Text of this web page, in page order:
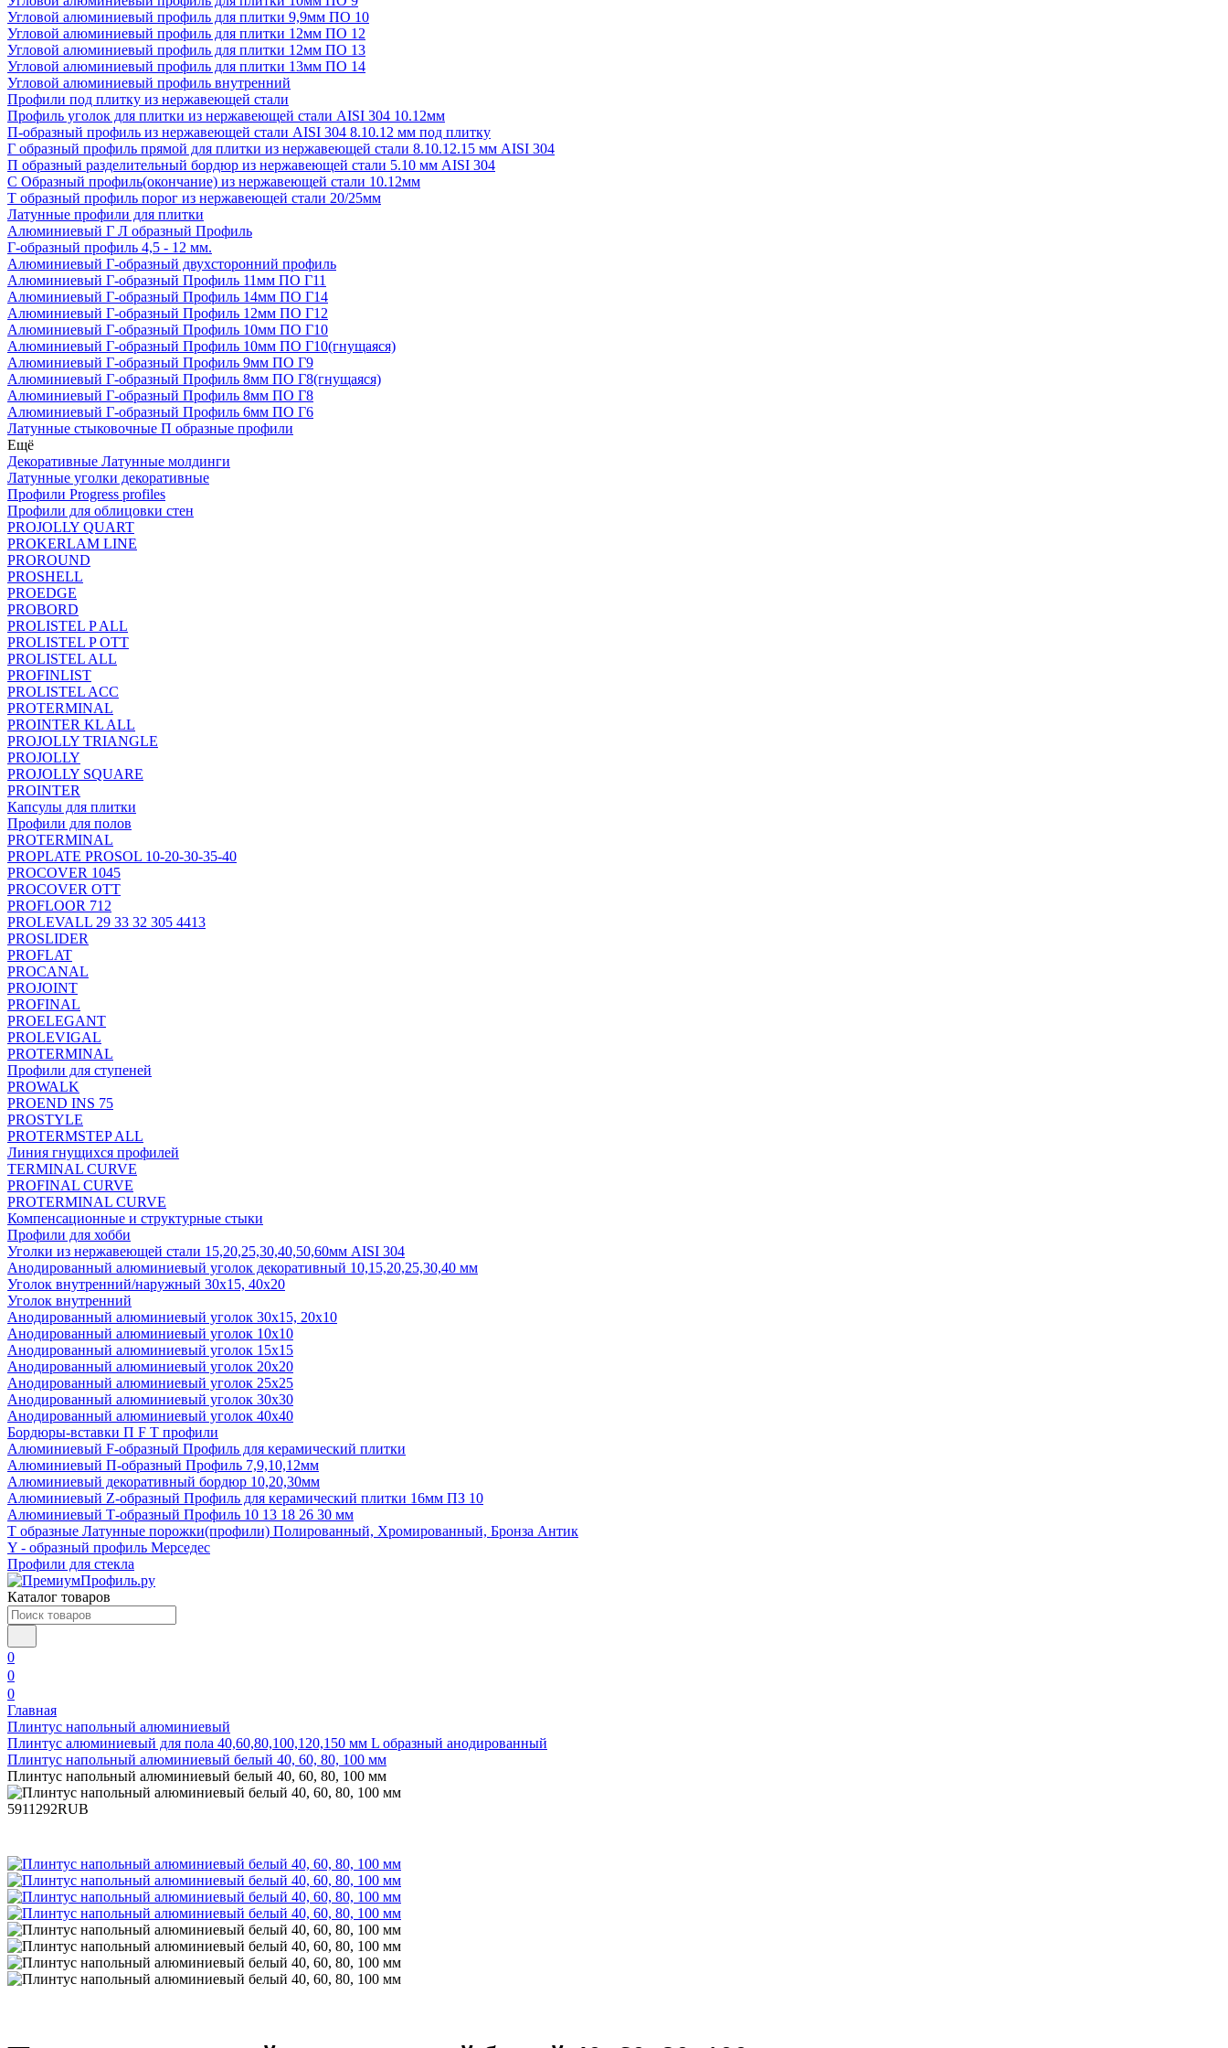
Угловой алюминиевый профиль для плитки 9,9мм ПО 10
Угловой алюминиевый профиль для плитки 12мм ПО 12
Угловой алюминиевый профиль для плитки 12мм ПО 13
Угловой алюминиевый профиль для плитки 13мм ПО 14
Угловой алюминиевый профиль внутренний
Профили под плитку из нержавеющей стали
Профиль уголок для плитки из нержавеющей стали AISI 304 10.12мм
П-образный профиль из нержавеющей стали AISI 304 8.10.12 мм под плитку
Г образный профиль прямой для плитки из нержавеющей стали 8.10.12.15 мм AISI 304
П образный разделительный бордюр из нержавеющей стали 5.10 мм AISI 304
С Образный профиль(окончание) из нержавеющей стали 10.12мм
Т образный профиль порог из нержавеющей стали 20/25мм
Латунные профили для плитки
Алюминиевый Г Л образный Профиль
Г-образный профиль 4,5 - 12 мм.
Алюминиевый Г-образный двухсторонний профиль
Алюминиевый Г-образный Профиль 11мм ПО Г11
Алюминиевый Г-образный Профиль 14мм ПО Г14
Алюминиевый Г-образный Профиль 12мм ПО Г12
Алюминиевый Г-образный Профиль 10мм ПО Г10
Алюминиевый Г-образный Профиль 10мм ПО Г10(гнущаяся)
Алюминиевый Г-образный Профиль 9мм ПО Г9
Алюминиевый Г-образный Профиль 8мм ПО Г8(гнущаяся)
Алюминиевый Г-образный Профиль 8мм ПО Г8
Алюминиевый Г-образный Профиль 6мм ПО Г6
Латунные стыковочные П образные профили
Ещё
Декоративные Латунные молдинги
Латунные уголки декоративные
Профили Progress profiles
Профили для облицовки стен
PROJOLLY QUART
PROKERLAM LINE
PROROUND
PROSHELL
PROEDGE
PROBORD
PROLISTEL P ALL
PROLISTEL P OTT
PROLISTEL ALL
PROFINLIST
PROLISTEL ACC
PROTERMINAL
PROINTER KL ALL
PROJOLLY TRIANGLE
PROJOLLY
PROJOLLY SQUARE
PROINTER
Капсулы для плитки
Профили для полов
PROTERMINAL
PROPLATE PROSOL 10-20-30-35-40
PROCOVER 1045
PROCOVER OTT
PROFLOOR 712
PROLEVALL 29 33 32 305 4413
PROSLIDER
PROFLAT
PROCANAL
PROJOINT
PROFINAL
PROELEGANT
PROLEVIGAL
PROTERMINAL
Профили для ступеней
PROWALK
PROEND INS 75
PROSTYLE
PROTERMSTEP ALL
Линия гнущихся профилей
TERMINAL CURVE
PROFINAL CURVE
PROTERMINAL CURVE
Компенсационные и структурные стыки
Профили для хобби
Уголки из нержавеющей стали 15,20,25,30,40,50,60мм AISI 304
Анодированный алюминиевый уголок декоративный 10,15,20,25,30,40 мм
Уголок внутренний/наружный 30х15, 40х20
Уголок внутренний
Анодированный алюминиевый уголок 30х15, 20х10
Анодированный алюминиевый уголок 10х10
Анодированный алюминиевый уголок 15х15
Анодированный алюминиевый уголок 20х20
Анодированный алюминиевый уголок 25х25
Анодированный алюминиевый уголок 30х30
Анодированный алюминиевый уголок 40х40
Бордюры-вставки П F Т профили
Алюминиевый F-образный Профиль для керамический плитки
Алюминиевый П-образный Профиль 7,9,10,12мм
Алюминиевый декоративный бордюр 10,20,30мм
Алюминиевый Z-образный Профиль для керамический плитки 16мм ПЗ 10
Алюминиевый Т-образный Профиль 10 13 18 26 30 мм
Т образные Латунные порожки(профили) Полированный, Хромированный, Бронза Антик
Y - образный профиль Мерседес
Профили для стекла
Каталог товаров
0
0
0
Главная
Плинтус напольный алюминиевый
Плинтус алюминиевый для пола 40,60,80,100,120,150 мм L образный анодированный
Плинтус напольный алюминиевый белый 40, 60, 80, 100 мм
Плинтус напольный алюминиевый белый 40, 60, 80, 100 мм
5911292RUB